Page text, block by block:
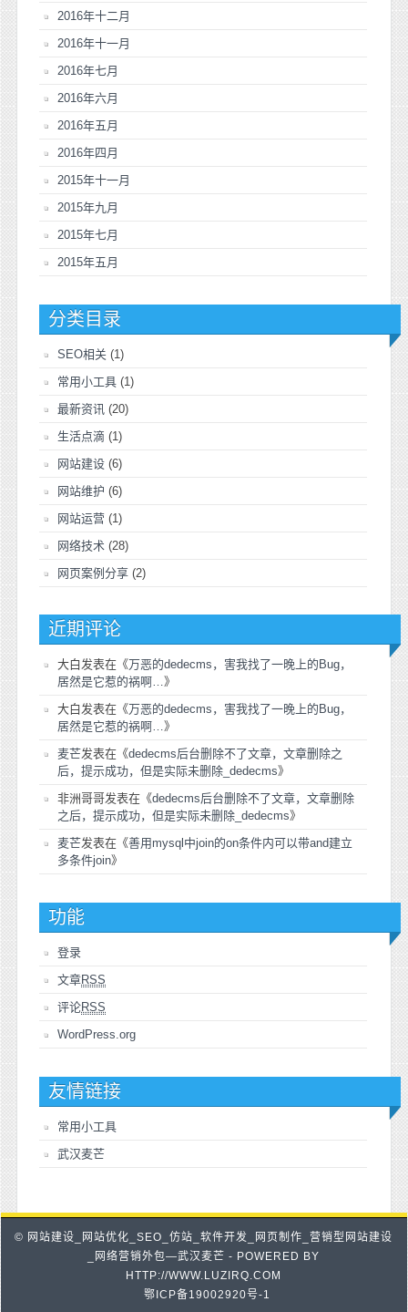
2016年十二月
2016年十一月
2016年七月
2016年六月
2016年五月
2016年四月
2015年十一月
2015年九月
2015年七月
2015年五月
分类目录
SEO相关 (1)
常用小工具 (1)
最新资讯 (20)
生活点滴 (1)
网站建设 (6)
网站维护 (6)
网站运营 (1)
网络技术 (28)
网页案例分享 (2)
近期评论
大白发表在《万恶的dedecms，害我找了一晚上的Bug，
居然是它惹的祸啊…》
大白发表在《万恶的dedecms，害我找了一晚上的Bug，
居然是它惹的祸啊…》
麦芒发表在《dedecms后台删除不了文章，文章删除之
后，提示成功，但是实际未删除_dedecms》
非洲哥哥发表在《dedecms后台删除不了文章，文章删除
之后，提示成功，但是实际未删除_dedecms》
麦芒发表在《善用mysql中join的on条件内可以带and建立
多条件join》
功能
登录
文章RSS
评论RSS
WordPress.org
友情链接
常用小工具
武汉麦芒
© 网站建设_网站优化_SEO_仿站_软件开发_网页制作_营销型网站建设
_网络营销外包—武汉麦芒 - POWERED BY
HTTP://WWW.LUZIRQ.COM
鄂ICP备19002920号-1